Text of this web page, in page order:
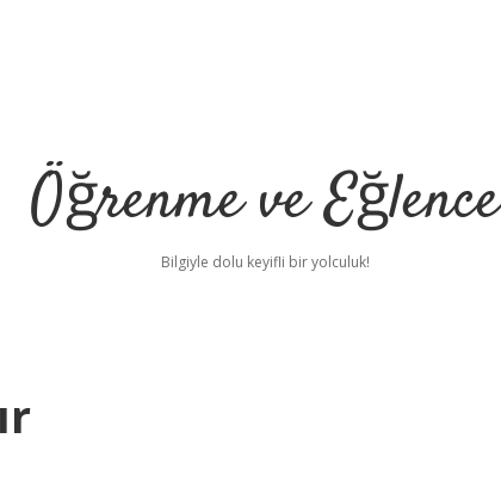
Öğrenme ve Eğlence
Bilgiyle dolu keyifli bir yolculuk!